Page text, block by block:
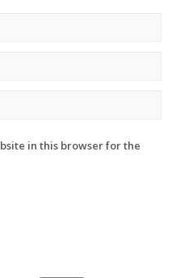
in this browser for the